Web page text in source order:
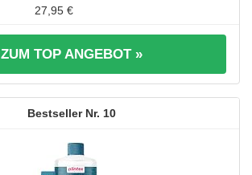
27,95 €
ZUM TOP ANGEBOT »
10